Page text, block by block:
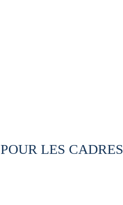
LES CADRES